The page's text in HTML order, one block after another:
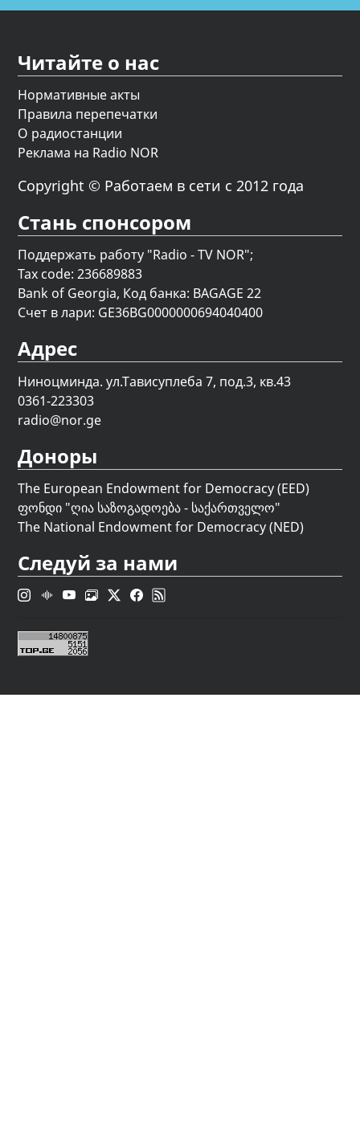
Читайте о нас
Нормативные акты
Правила перепечатки
О радиостанции
Реклама на Radio NOR
Copyright © Работаем в сети с 2012 года
Стань спонсором
Поддержать работу "Radio - TV NOR";
Tax code: 236689883
Bank of Georgia, Код банка: BAGAGE 22
Счет в лари: GE36BG0000000694040400
Адрес
Ниноцминда. ул.Тависуплеба 7, под.3, кв.43
0361-223303
radio@nor.ge
Доноры
The European Endowment for Democracy (EED)
ფონდი "ღია საზოგადოება - საქართველო"
The National Endowment for Democracy (NED)
Следуй за нами